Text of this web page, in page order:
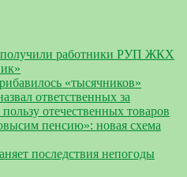
работники РУП ЖКХ
«тысячников»
ответственных за
отечественных товаров
пенсию»: новая схема
последствия непогоды